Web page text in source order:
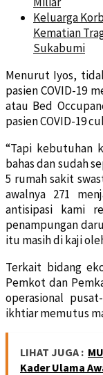
Keluarga
Kematian
Sukabumi
Menurut Iyos,
pasien COVID-19
atau Bed
pasien COVID-19
“Tapi kebutuhan
bahas dan sudah
5 rumah sakit
awalnya 271
antisipasi kami
penampungan
itu masih di kaji
Terkait bidang
Pemkot dan
operasional
ikhtiar memutus
LIHAT JUGA :
Kader Ulama